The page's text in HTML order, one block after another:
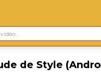
de Style